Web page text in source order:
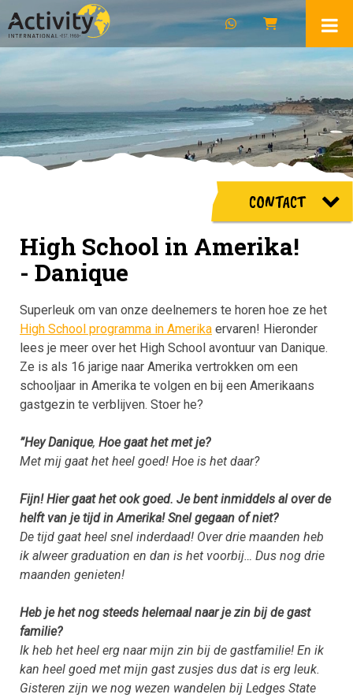
CONTACT
High School in Amerika!
- Danique
Superleuk om van onze deelnemers te horen hoe ze het
High School programma in Amerika ervaren! Hieronder
lees je meer over het High School avontuur van Danique.
Ze is als 16 jarige naar Amerika vertrokken om een
schooljaar in Amerika te volgen en bij een Amerikaans
gastgezin te verblijven. Stoer he?
”Hey Danique, Hoe gaat het met je?
Met mij gaat het heel goed! Hoe is het daar?
Fijn! Hier gaat het ook goed. Je bent inmiddels al over de
helft van je tijd in Amerika! Snel gegaan of niet?
De tijd gaat heel snel inderdaad! Over drie maanden heb
ik alweer graduation en dan is het voorbij… Dus nog drie
maanden genieten!
Heb je het nog steeds helemaal naar je zin bij de gast
familie?
Ik heb het heel erg naar mijn zin bij de gastfamilie! En ik
kan heel goed met mijn gast zusjes dus dat is erg leuk.
Gisteren zijn we nog wezen wandelen bij Ledges State